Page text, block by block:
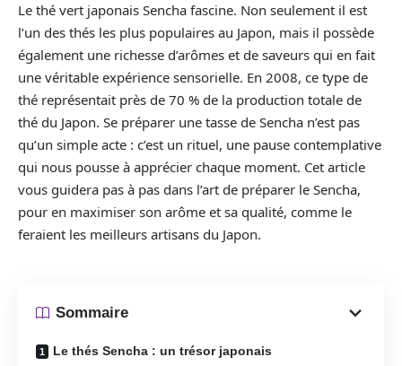
Le thé vert japonais Sencha fascine. Non seulement il est
l’un des thés les plus populaires au Japon, mais il possède
également une richesse d’arômes et de saveurs qui en fait
une véritable expérience sensorielle. En 2008, ce type de
thé représentait près de 70 % de la production totale de
thé du Japon. Se préparer une tasse de Sencha n’est pas
qu’un simple acte : c’est un rituel, une pause contemplative
qui nous pousse à apprécier chaque moment. Cet article
vous guidera pas à pas dans l’art de préparer le Sencha,
pour en maximiser son arôme et sa qualité, comme le
feraient les meilleurs artisans du Japon.
Sommaire
Le thés Sencha : un trésor japonais